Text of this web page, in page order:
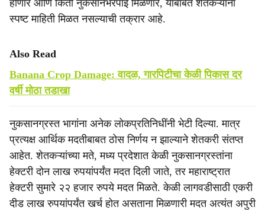
होणार आणि किती नुकसानभरपाई मिळणार, याबाबत शेतकऱ्यांना
स्पष्ट माहिती मिळत नसल्याची तक्रार आहे.
Also Read
Banana Crop Damage: वादळ, गारपिटीचा केळी पिकास दर
वर्षी मोठा तडाखा
नुकसानग्रस्त भागांना अनेक लोकप्रतिनिधींनी भेटी दिल्या. मात्र
प्रत्यक्ष आर्थिक मदतीबाबत ठोस निर्णय न झाल्याने शेतकरी संतप्त
आहेत. शेतकऱ्यांच्या मते, मध्य प्रदेशात केळी नुकसानग्रस्तांना
हेक्टरी दोन लाख रुपयांपर्यंत मदत दिली जाते, तर महाराष्ट्रात
हेक्टरी सुमारे २२ हजार रुपये मदत मिळते. केळी लागवडीसाठी एकरी
दीड लाख रुपयांपर्यंत खर्च होत असताना मिळणारी मदत अत्यंत अपुरी